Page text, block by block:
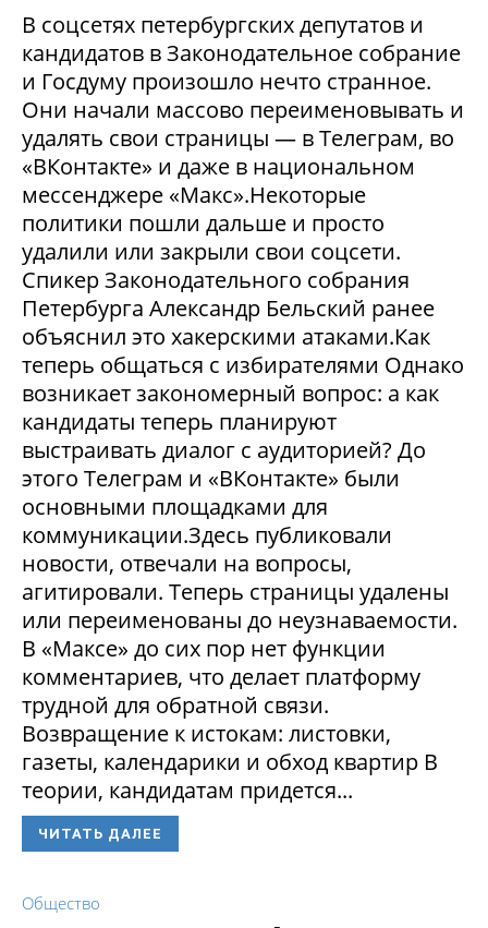
В соцсетях петербургских депутатов и
кандидатов в Законодательное собрание
и Госдуму произошло нечто странное.
Они начали массово переименовывать и
удалять свои страницы — в Телеграм, во
«ВКонтакте» и даже в национальном
мессенджере «Макс».Некоторые
политики пошли дальше и просто
удалили или закрыли свои соцсети.
Спикер Законодательного собрания
Петербурга Александр Бельский ранее
объяснил это хакерскими атаками.Как
теперь общаться с избирателями Однако
возникает закономерный вопрос: а как
кандидаты теперь планируют
выстраивать диалог с аудиторией? До
этого Телеграм и «ВКонтакте» были
основными площадками для
коммуникации.Здесь публиковали
новости, отвечали на вопросы,
агитировали. Теперь страницы удалены
или переименованы до неузнаваемости.
В «Максе» до сих пор нет функции
комментариев, что делает платформу
трудной для обратной связи.
Возвращение к истокам: листовки,
газеты, календарики и обход квартир В
теории, кандидатам придется...
ЧИТАТЬ ДАЛЕЕ
Общество